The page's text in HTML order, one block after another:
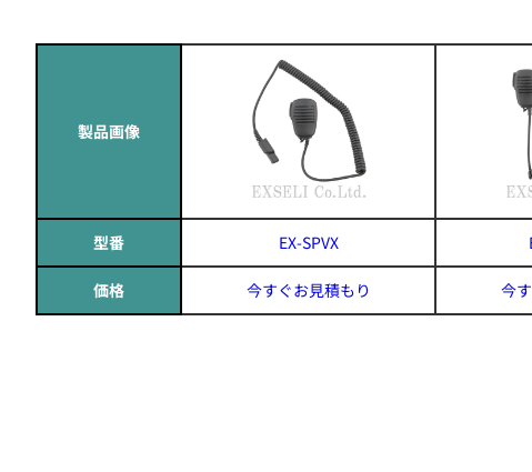
製品画像
型番 EX-SPVX
価格 今すぐお見積もり 今